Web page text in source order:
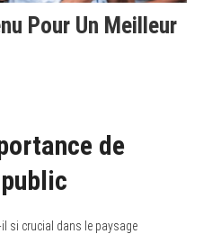
Pour Un Meilleur
de
si crucial dans le paysage